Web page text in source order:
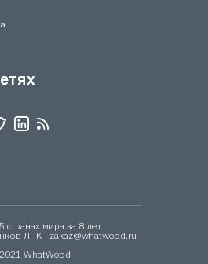
странах мира за 8 лет
ЛПК | zakaz@whatwood.ru
WhatWood